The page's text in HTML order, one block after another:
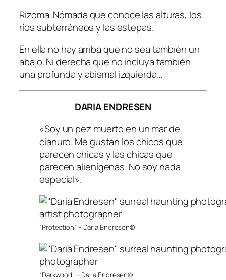
Rizoma. Nómada que conoce las alturas, los
ríos subterráneos y las estepas.
En ella no hay arriba que no sea también un
abajo. Ni derecha que no incluya también
una profunda y abismal izquierda…
DARIA ENDRESEN
«Soy un pez muerto en un mar de
cianuro. Me gustan los chicos que
parecen chicas y las chicas que
parecen alienígenas. No soy nada
especial».
“Protection” – Daria Endresen©
“Darkwood” – Daria Endresen©